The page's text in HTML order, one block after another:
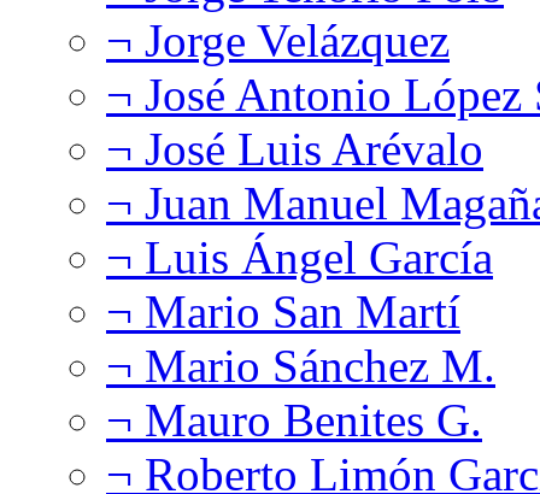
¬ Jorge Velázquez
¬ José Antonio López
¬ José Luis Arévalo
¬ Juan Manuel
¬ Luis Ángel García
¬ Mario San Martí
¬ Mario Sánchez M.
¬ Mauro Benites G.
¬ Roberto Limón